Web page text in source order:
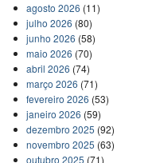
agosto 2026 (11)
julho 2026 (80)
junho 2026 (58)
maio 2026 (70)
abril 2026 (74)
março 2026 (71)
fevereiro 2026 (53)
janeiro 2026 (59)
dezembro 2025 (92)
novembro 2025 (63)
outubro 2025 (71)